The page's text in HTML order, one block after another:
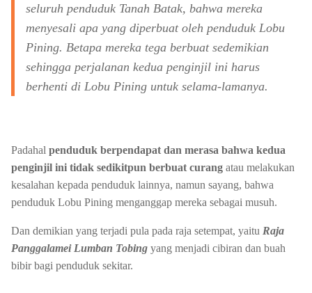
seluruh penduduk Tanah Batak, bahwa mereka
menyesali apa yang diperbuat oleh penduduk Lobu
Pining. Betapa mereka tega berbuat sedemikian
sehingga perjalanan kedua penginjil ini harus
berhenti di Lobu Pining untuk selama-lamanya.
Padahal penduduk berpendapat dan merasa bahwa kedua
penginjil ini tidak sedikitpun berbuat curang atau melakukan
kesalahan kepada penduduk lainnya, namun sayang, bahwa
penduduk Lobu Pining menganggap mereka sebagai musuh.
Dan demikian yang terjadi pula pada raja setempat, yaitu Raja
Panggalamei Lumban Tobing yang menjadi cibiran dan buah
bibir bagi penduduk sekitar.